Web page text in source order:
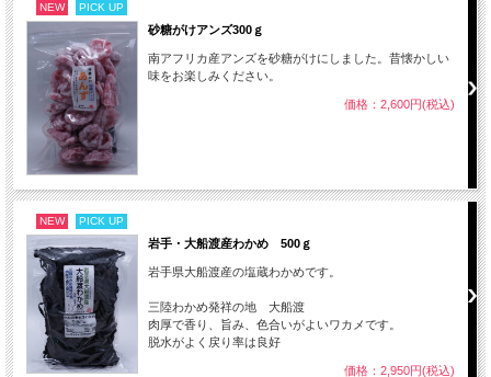
NEW PICK UP
砂糖がけアンズ300ｇ
南アフリカ産アンズを砂糖がけにしました。昔懐かしい
味をお楽しみください。
価格：2,600円(税込)
NEW PICK UP
岩手・大船渡産わかめ 500ｇ
岩手県大船渡産の塩蔵わかめです。
三陸わかめ発祥の地 大船渡
肉厚で香り、旨み、色合いがよいワカメです。
脱水がよく戻り率は良好
価格：2,950円(税込)